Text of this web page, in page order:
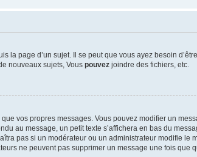
la page d’un sujet. Il se peut que vous ayez besoin
nouveaux sujets, Vous pouvez joindre des fichiers, etc.
vos propres messages. Vous pouvez modifier un
au message, un petit texte s’affichera en bas du
pas si un modérateur ou un administrateur modifie
ne peuvent pas supprimer un message une fois que